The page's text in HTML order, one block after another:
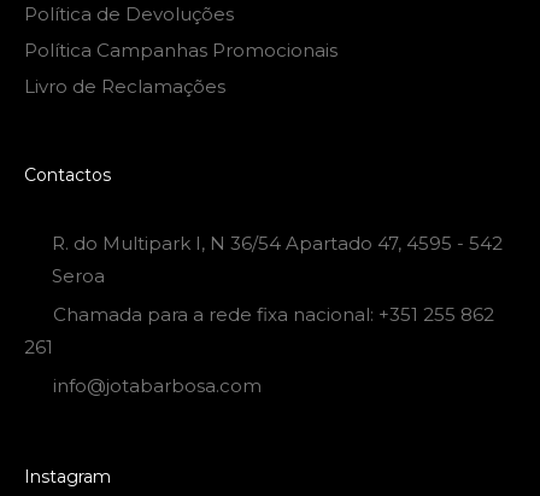
Política de Devoluções
Política Campanhas Promocionais
Livro de Reclamações
Contactos
R. do Multipark I, N 36/54 Apartado 47, 4595 - 542
Seroa
Chamada para a rede fixa nacional: +351 255 862
261
info@jotabarbosa.com
Instagram